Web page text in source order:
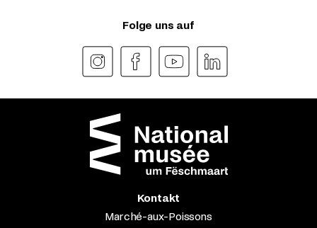
Folge uns auf
Kontakt
Marché-aux-Poissons